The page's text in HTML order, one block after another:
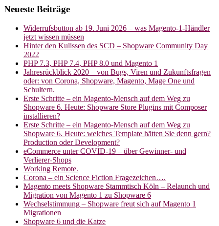
Neueste Beiträge
Widerrufsbutton ab 19. Juni 2026 – was Magento-1-Händler
jetzt wissen müssen
Hinter den Kulissen des SCD – Shopware Community Day
2022
PHP 7.3, PHP 7.4, PHP 8.0 und Magento 1
Jahresrückblick 2020 – von Bugs, Viren und Zukunftsfragen
oder: von Corona, Shopware, Magento, Mage One und
Schultern.
Erste Schritte – ein Magento-Mensch auf dem Weg zu
Shopware 6. Heute: Shopware Store Plugins mit Composer
installieren?
Erste Schritte – ein Magento-Mensch auf dem Weg zu
Shopware 6. Heute: welches Template hätten Sie denn gern?
Production oder Development?
eCommerce unter COVID-19 – über Gewinner- und
Verlierer-Shops
Working Remote.
Corona – ein Science Fiction Fragezeichen….
Magento meets Shopware Stammtisch Köln – Relaunch und
Migration von Magento 1 zu Shopware 6
Wechselstimmung – Shopware freut sich auf Magento 1
Migrationen
Shopware 6 und die Katze